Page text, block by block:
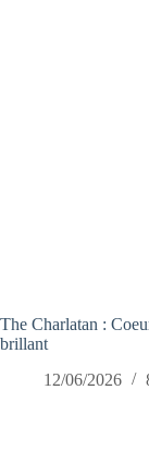
The Charlatan :
brillant
12/06/2026